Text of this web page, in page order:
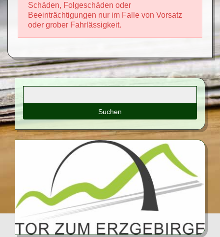
Schäden, Folgeschäden oder
Beeinträchtigungen nur im Falle von Vorsatz
oder grober Fahrlässigkeit.